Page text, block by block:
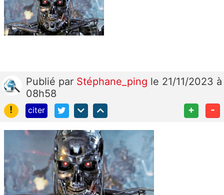
Publié par Stéphane_ping le 21/11/2023 à
08h58
!
citer + -